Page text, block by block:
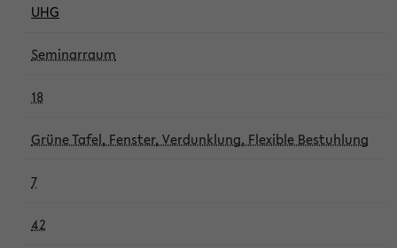
UHG
Seminarraum
18
Grüne Tafel, Fenster, Verdunklung, Flexible Bestuhlung
7
42